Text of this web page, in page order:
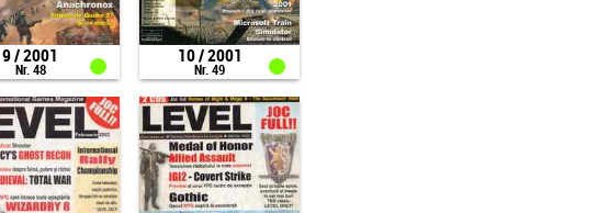
9 / 2001
Nr. 48
10 / 2001
Nr. 49